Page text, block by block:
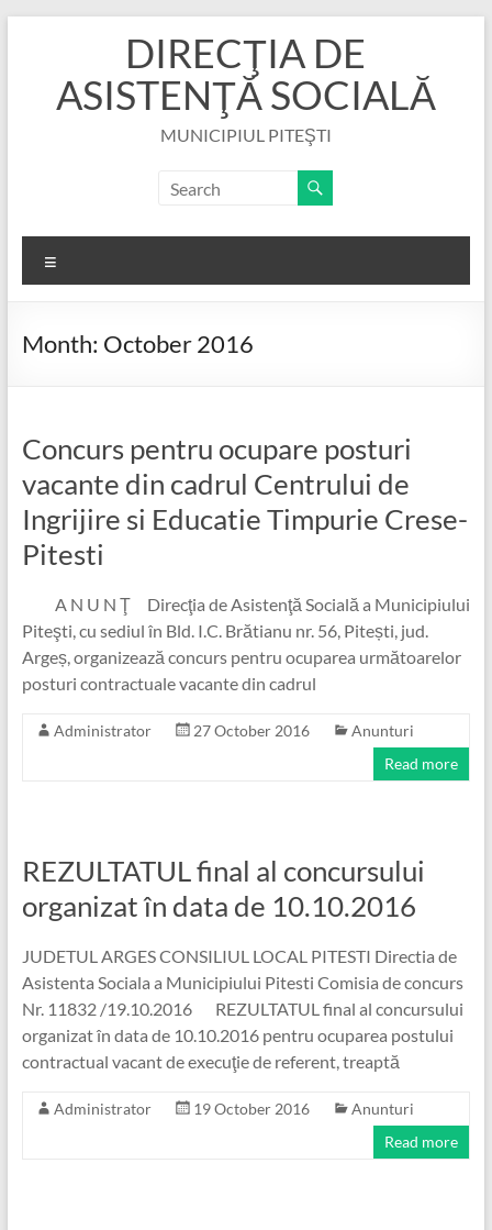
DIRECŢIA DE
ASISTENŢĂ SOCIALĂ
MUNICIPIUL PITEŞTI
Month: October 2016
Concurs pentru ocupare posturi
vacante din cadrul Centrului de
Ingrijire si Educatie Timpurie Crese-
Pitesti
A N U N Ţ Direcţia de Asistenţă Socială a Municipiului
Piteşti, cu sediul în Bld. I.C. Brătianu nr. 56, Pitești, jud.
Argeș, organizează concurs pentru ocuparea următoarelor
posturi contractuale vacante din cadrul
Administrator 27 October 2016
Anunturi
Read more
REZULTATUL final al concursului
organizat în data de 10.10.2016
JUDETUL ARGES CONSILIUL LOCAL PITESTI Directia de
Asistenta Sociala a Municipiului Pitesti Comisia de concurs
Nr. 11832 /19.10.2016 REZULTATUL final al concursului
organizat în data de 10.10.2016 pentru ocuparea postului
contractual vacant de execuţie de referent, treaptă
Administrator 19 October 2016
Anunturi
Read more